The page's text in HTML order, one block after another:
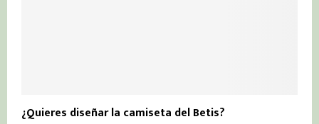
¿Quieres diseñar la camiseta del Betis?